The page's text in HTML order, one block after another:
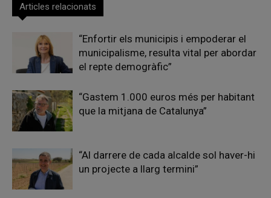
Articles relacionats
“Enfortir els municipis i empoderar el
municipalisme, resulta vital per abordar
el repte demogràfic”
“Gastem 1.000 euros més per habitant
que la mitjana de Catalunya”
“Al darrere de cada alcalde sol haver-hi
un projecte a llarg termini”